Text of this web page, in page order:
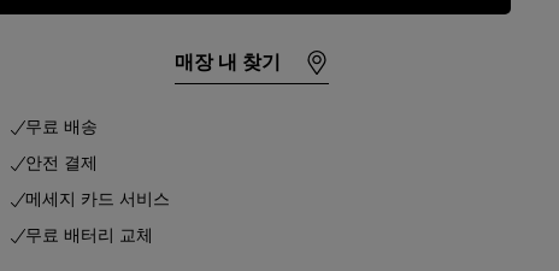
매장 내 찾기
무료 배송
안전 결제
메세지 카드 서비스
무료 배터리 교체